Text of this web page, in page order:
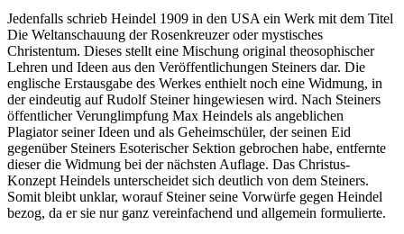
Jedenfalls schrieb Heindel 1909 in den USA ein Werk mit dem Titel
Die Weltanschauung der Rosenkreuzer oder mystisches
Christentum. Dieses stellt eine Mischung original theosophischer
Lehren und Ideen aus den Veröffentlichungen Steiners dar. Die
englische Erstausgabe des Werkes enthielt noch eine Widmung, in
der eindeutig auf Rudolf Steiner hingewiesen wird. Nach Steiners
öffentlicher Verunglimpfung Max Heindels als angeblichen
Plagiator seiner Ideen und als Geheimschüler, der seinen Eid
gegenüber Steiners Esoterischer Sektion gebrochen habe, entfernte
dieser die Widmung bei der nächsten Auflage. Das Christus-
Konzept Heindels unterscheidet sich deutlich von dem Steiners.
Somit bleibt unklar, worauf Steiner seine Vorwürfe gegen Heindel
bezog, da er sie nur ganz vereinfachend und allgemein formulierte.